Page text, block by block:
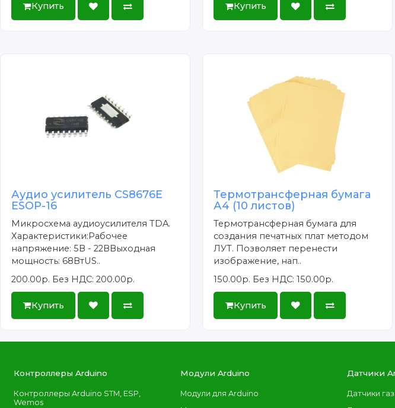
Купить Купить
Аудио усилитель CS8676E
ESOP-16
Микросхема аудиоусилителя TDA.
Характеристики:Рабочее
напряжение: 5В - 22ВВыходная
мощность: 68ВтUS..
200.00р. Без НДС: 200.00р.
Купить
Термотрансферная бумага
А4 (10 листов)
Термотрансферная бумага для
создания печатных плат методом
ЛУТ. Позволяет перенести
изображение, нап..
150.00р. Без НДС: 150.00р.
Купить
Контроллеры Arduino
Контроллеры Arduino STM, ESP,
Wemos
Модули Arduino
Модули для Arduino
Датчики
Датчики